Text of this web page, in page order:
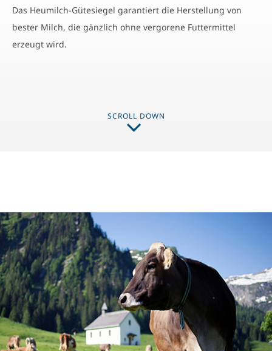
Das Heumilch-Gütesiegel garantiert die Herstellung von
bester Milch, die gänzlich ohne vergorene Futtermittel
erzeugt wird.
SCROLL DOWN